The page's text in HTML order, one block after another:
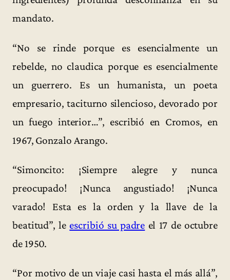
mandato.
“No se rinde porque es esencialmente un
rebelde, no claudica porque es esencialmente
un guerrero. Es un humanista, un poeta
empresario, taciturno silencioso, devorado por
un fuego interior…”, escribió en Cromos, en
1967, Gonzalo Arango.
“Simoncito: ¡Siempre alegre y nunca
preocupado! ¡Nunca angustiado! ¡Nunca
varado! Esta es la orden y la llave de la
beatitud”, le escribió su padre el 17 de octubre
de 1950.
“Por motivo de un viaje casi hasta el más allá”,